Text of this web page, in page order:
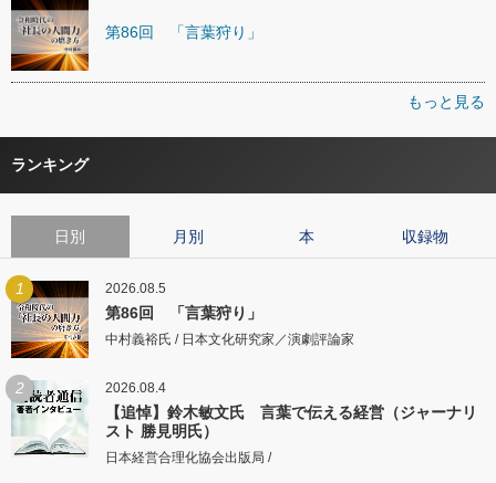
第86回 「言葉狩り」
もっと見る
ランキング
日別 月別 本 収録物
1 2026.08.5
第86回 「言葉狩り」
中村義裕氏 / 日本文化研究家／演劇評論家
2 2026.08.4
【追悼】鈴木敏文氏 言葉で伝える経営（ジャーナリ
スト 勝見明氏）
日本経営合理化協会出版局 /